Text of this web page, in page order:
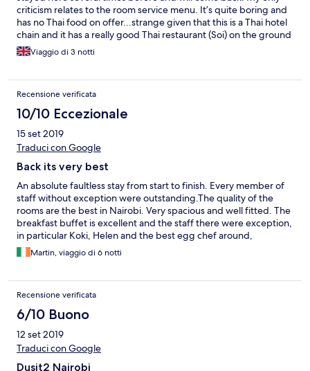
criticism relates to the room service menu. It’s quite boring and
has no Thai food on offer...strange given that this is a Thai hotel
chain and it has a really good Thai restaurant (Soi) on the ground
floor.Viaggio di 3 notti
Recensione verificata
10/10 Eccezionale
15 set 2019
Traduci con Google
Back its very best
An absolute faultless stay from start to finish. Every member of
staff without exception were outstanding.The quality of the
rooms are the best in Nairobi. Very spacious and well fitted. The
breakfast buffet is excellent and the staff there were exception,
in particular Koki, Helen and the best egg chef around,
Bernadette. The welcome at reception is always greeted with a
smile. Lorah was outstanding. It is my hotel of choice in Nairobi
Martin, viaggio di 6 notti
Recensione verificata
6/10 Buono
12 set 2019
Traduci con Google
Dusit2 Nairobi